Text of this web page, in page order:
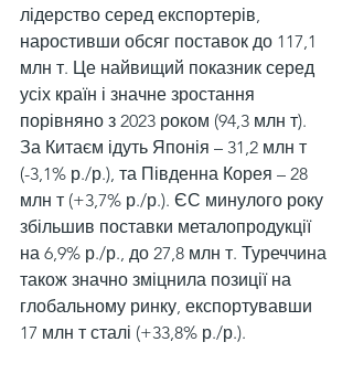
лідерство серед експортерів,
наростивши обсяг поставок до 117,1
млн т. Це найвищий показник серед
усіх країн і значне зростання
порівняно з 2023 роком (94,3 млн т).
За Китаєм ідуть Японія – 31,2 млн т
(-3,1% р./р.), та Південна Корея – 28
млн т (+3,7% р./р.). ЄС минулого року
збільшив поставки металопродукції
на 6,9% р./р., до 27,8 млн т. Туреччина
також значно зміцнила позиції на
глобальному ринку, експортувавши
17 млн т сталі (+33,8% р./р.).